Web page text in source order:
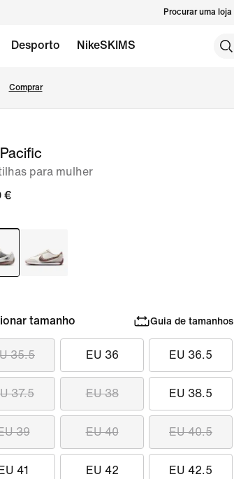
Procurar uma loja
Desporto NikeSKIMS
Comprar
para mulher
€
tamanho Guia de tamanhos
35.5 EU 36 EU 36.5
37.5 EU 38 EU 38.5
39 EU 40 EU 40.5
EU 41 EU 42 EU 42.5